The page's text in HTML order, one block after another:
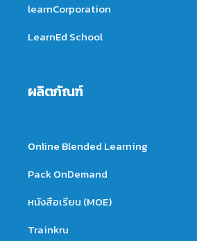
learnCorporation
LearnEd School
ผลิตภัณฑ์
Online Blended Learning
Pack OnDemand
หนังสือเรียน (MOE)
Trainkru